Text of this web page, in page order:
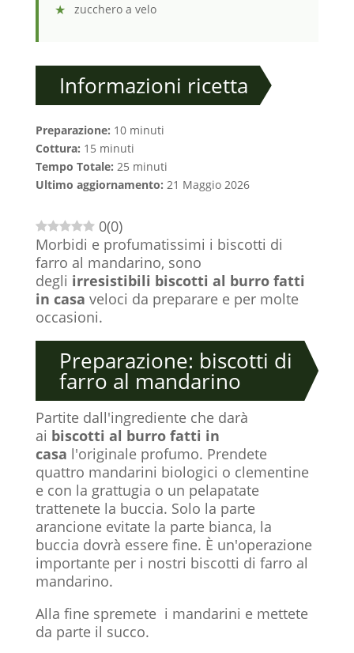
zucchero a velo
Informazioni ricetta
Preparazione: 10 minuti
Cottura: 15 minuti
Tempo Totale: 25 minuti
Ultimo aggiornamento: 21 Maggio 2026
0(0)
Morbidi e profumatissimi i biscotti di
farro al mandarino, sono
degli irresistibili biscotti al burro fatti
in casa veloci da preparare e per molte
occasioni.
Preparazione: biscotti di
farro al mandarino
Partite dall'ingrediente che darà
ai biscotti al burro fatti in
casa l'originale profumo. Prendete
quattro mandarini biologici o clementine
e con la grattugia o un pelapatate
trattenete la buccia. Solo la parte
arancione evitate la parte bianca, la
buccia dovrà essere fine. È un'operazione
importante per i nostri biscotti di farro al
mandarino.
Alla fine spremete i mandarini e mettete
da parte il succo.